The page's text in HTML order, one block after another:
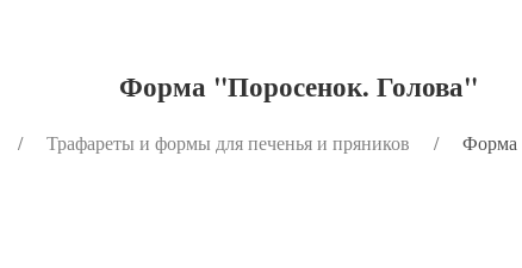
Форма "Поросенок. Голова"
Трафареты и формы для печенья и пряников Форма